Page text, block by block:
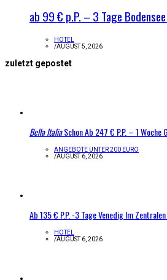
ab 99 € p.P. – 3 Tage
HOTEL
/AUGUST 5, 2026
zuletzt gepostet
Bella ItaliaSchon Ab 247 € P.P. – 1 Woche
ANGEBOTE UNTER 200 EURO
/AUGUST 6, 2026
Ab 135 € P.P. -3 Tage Venedig Im
HOTEL
/AUGUST 6, 2026